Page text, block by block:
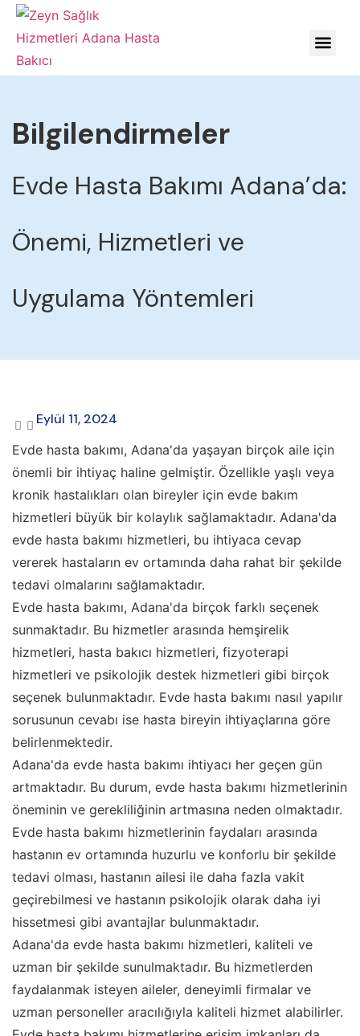
Bilgilendirmeler
Evde Hasta Bakımı Adana’da:
Önemi, Hizmetleri ve
Uygulama Yöntemleri
Eylül 11, 2024
Evde hasta bakımı, Adana'da yaşayan birçok aile için
önemli bir ihtiyaç haline gelmiştir. Özellikle yaşlı veya
kronik hastalıkları olan bireyler için evde bakım
hizmetleri büyük bir kolaylık sağlamaktadır. Adana'da
evde hasta bakımı hizmetleri, bu ihtiyaca cevap
vererek hastaların ev ortamında daha rahat bir şekilde
tedavi olmalarını sağlamaktadır.
Evde hasta bakımı, Adana'da birçok farklı seçenek
sunmaktadır. Bu hizmetler arasında hemşirelik
hizmetleri, hasta bakıcı hizmetleri, fizyoterapi
hizmetleri ve psikolojik destek hizmetleri gibi birçok
seçenek bulunmaktadır. Evde hasta bakımı nasıl yapılır
sorusunun cevabı ise hasta bireyin ihtiyaçlarına göre
belirlenmektedir.
Adana'da evde hasta bakımı ihtiyacı her geçen gün
artmaktadır. Bu durum, evde hasta bakımı hizmetlerinin
öneminin ve gerekliliğinin artmasına neden olmaktadır.
Evde hasta bakımı hizmetlerinin faydaları arasında
hastanın ev ortamında huzurlu ve konforlu bir şekilde
tedavi olması, hastanın ailesi ile daha fazla vakit
geçirebilmesi ve hastanın psikolojik olarak daha iyi
hissetmesi gibi avantajlar bulunmaktadır.
Adana'da evde hasta bakımı hizmetleri, kaliteli ve
uzman bir şekilde sunulmaktadır. Bu hizmetlerden
faydalanmak isteyen aileler, deneyimli firmalar ve
uzman personeller aracılığıyla kaliteli hizmet alabilirler.